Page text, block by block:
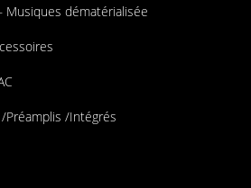
Musiques dématérialisée
Préamplis /Intégrés